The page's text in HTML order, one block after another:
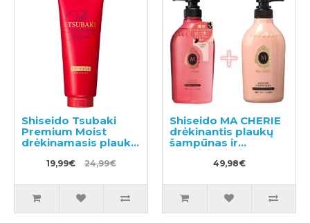
Shiseido Tsubaki
Premium Moist
drėkinamasis plaukų
ramunėlių aliejumi
19,99€ 24,99€
Shiseido MA CHERIE
drėkinantis plaukų
šampūnas ir
kondicionierius
49,98€